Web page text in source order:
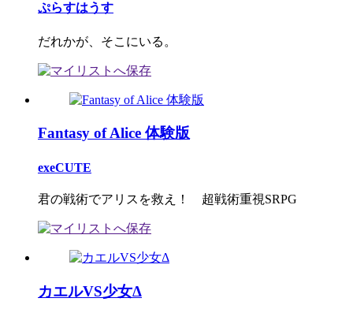
ぷらすはうす
だれかが、そこにいる。
Fantasy of Alice 体験版
exeCUTE
君の戦術でアリスを救え！ 超戦術重視SRPG
カエルVS少女Δ